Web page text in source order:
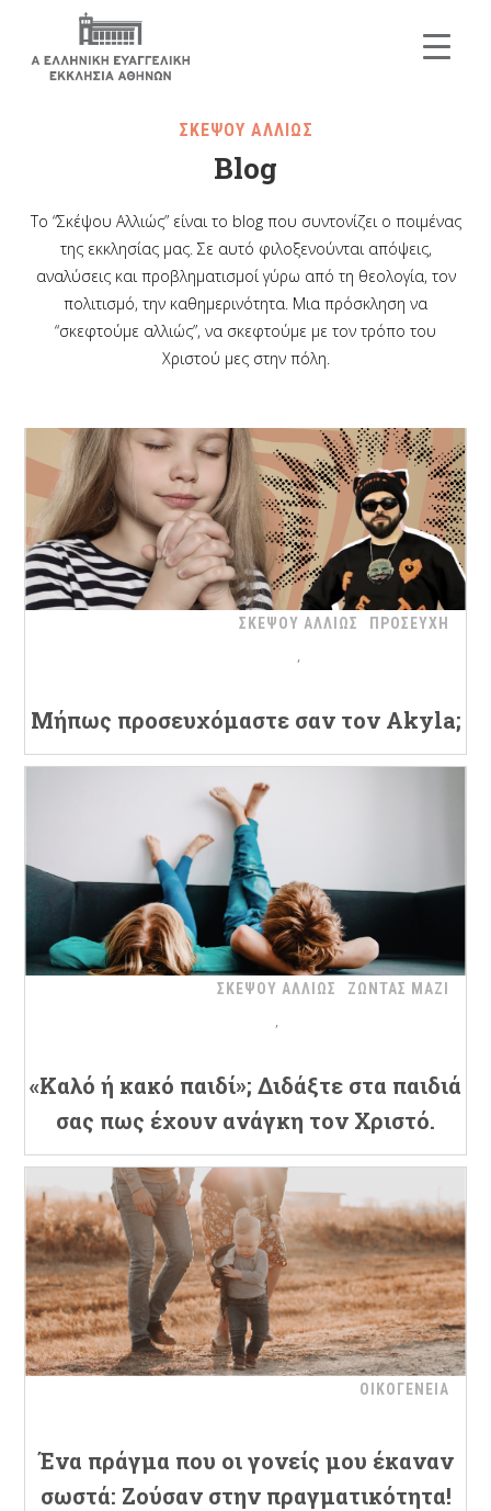
ΣΚΕΨΟΥ ΑΛΛΙΩΣ
Blog
Το “Σκέψου Αλλιώς” είναι το blog που συντονίζει ο ποιμένας
της εκκλησίας μας. Σε αυτό φιλοξενούνται απόψεις,
αναλύσεις και προβληματισμοί γύρω από τη θεολογία, τον
πολιτισμό, την καθημερινότητα. Μια πρόσκληση να
“σκεφτούμε αλλιώς”, να σκεφτούμε με τον τρόπο του
Χριστού μες στην πόλη.
ΣΚΕΨΟΥ ΑΛΛΙΩΣ ΠΡΟΣΕΥΧΗ
Μήπως προσευχόμαστε σαν τον Akyla;
ΣΚΕΨΟΥ ΑΛΛΙΩΣ ΖΩΝΤΑΣ ΜΑΖΙ
«Καλό ή κακό παιδί»; Διδάξτε στα παιδιά
σας πως έχουν ανάγκη τον Χριστό.
ΟΙΚΟΓΕΝΕΙΑ
Ένα πράγμα που οι γονείς μου έκαναν
σωστά: Ζούσαν στην πραγματικότητα!